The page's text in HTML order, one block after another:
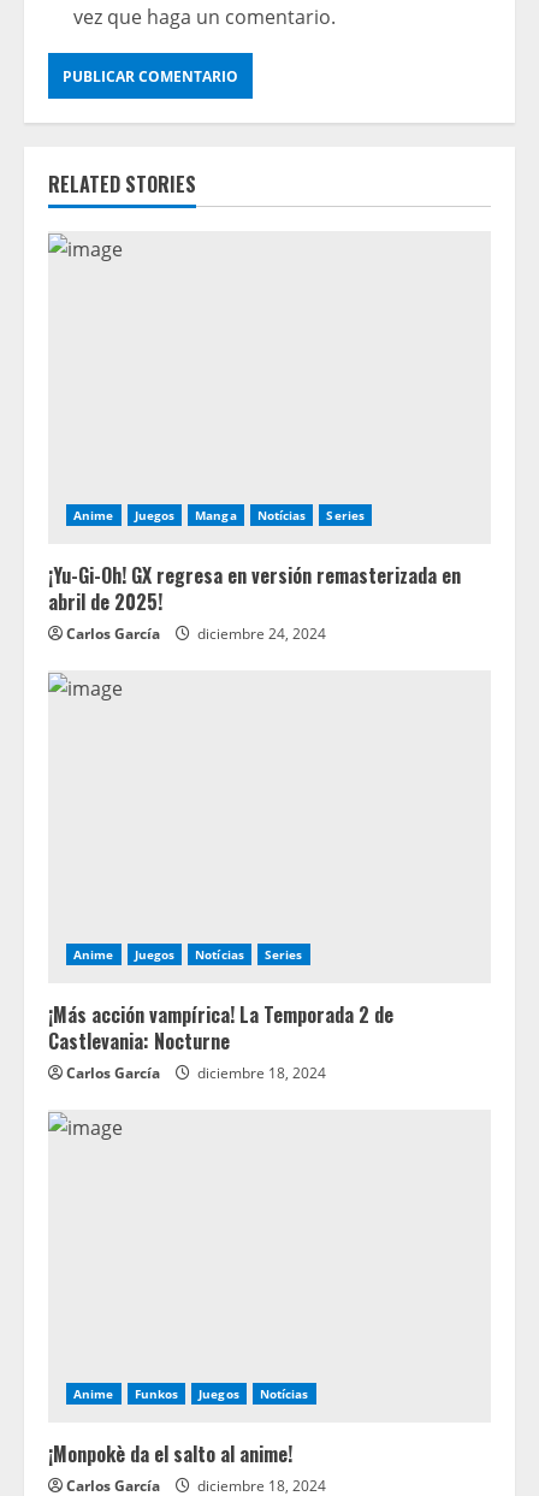
vez que haga un comentario.
RELATED STORIES
Anime Juegos Manga Notícias Series
¡Yu-Gi-Oh! GX regresa en versión remasterizada en
abril de 2025!
Carlos García diciembre 24, 2024
Anime Juegos Notícias Series
¡Más acción vampírica! La Temporada 2 de
Castlevania: Nocturne
Carlos García diciembre 18, 2024
Anime Funkos Juegos Notícias
¡Monpokè da el salto al anime!
Carlos García diciembre 18, 2024